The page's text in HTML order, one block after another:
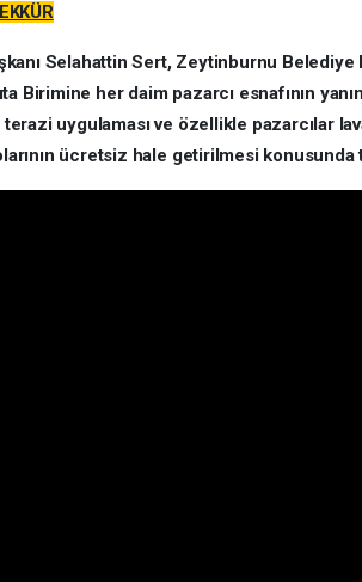
Selahattin Sert, Zeytinburnu Belediye
Birimine her daim pazarcı esnafının
uygulaması ve özellikle pazarcılar
ücretsiz hale getirilmesi konusunda